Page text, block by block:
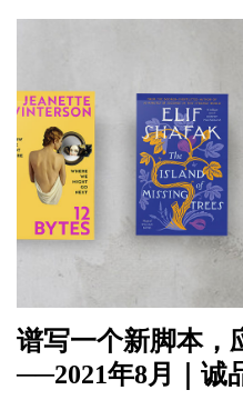
谱写一个新脚本，
──2021年8月｜诚